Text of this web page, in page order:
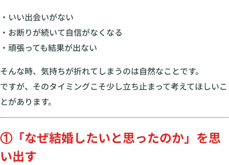
・いい出会いがない
・お断りが続いて自信がなくなる
・頑張っても結果が出ない
そんな時、気持ちが折れてしまうのは自然なことです。
ですが、そのタイミングこそ少し立ち止まって考えてほしいこ
とがあります。
①「なぜ結婚したいと思ったのか」を思
い出す